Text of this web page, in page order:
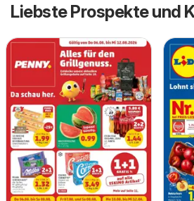
Liebste Prospekte und